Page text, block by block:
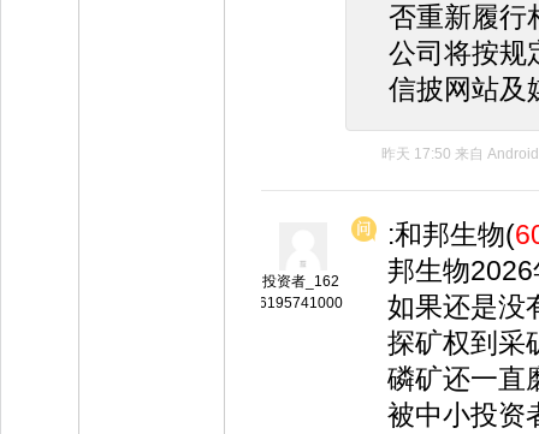
否重新履行
公司将按规
信披网站及
昨天 17:50 来自 Android
投资者_162
6195741000
:和邦生物(
邦生物
如果还是没
探矿权到采
磷矿还一直
被中小投资